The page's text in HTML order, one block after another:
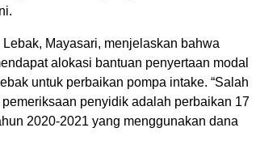
Mayasari, menjelaskan bahwa
alokasi bantuan penyertaan modal
untuk perbaikan pompa intake. “Salah
penyidik adalah perbaikan 17
2020-2021 yang menggunakan dana